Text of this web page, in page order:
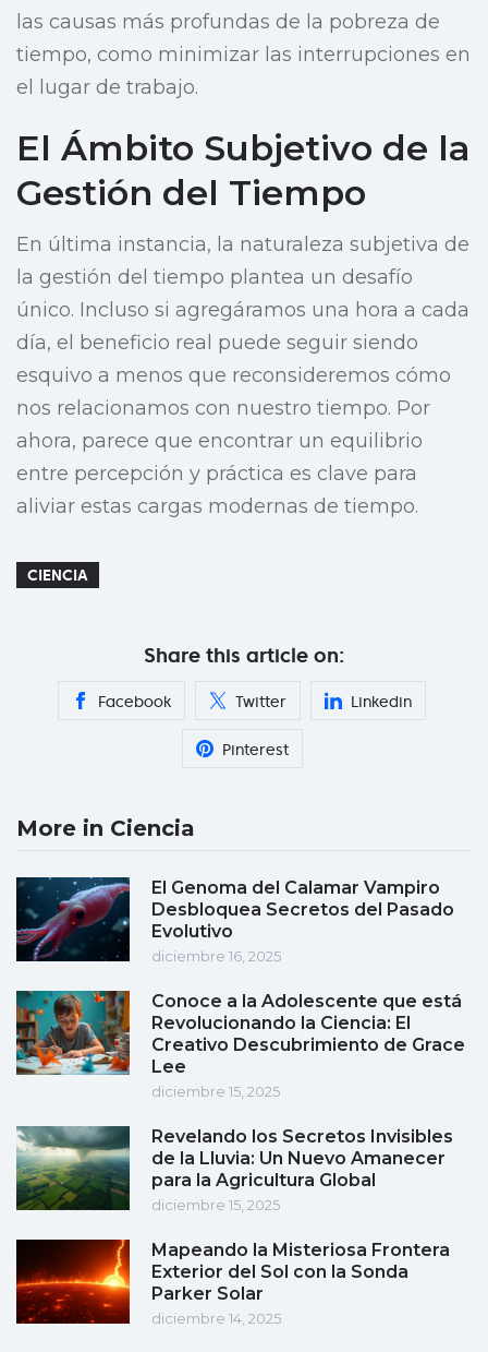
las causas más profundas de la pobreza de
tiempo, como minimizar las interrupciones en
el lugar de trabajo.
El Ámbito Subjetivo de la
Gestión del Tiempo
En última instancia, la naturaleza subjetiva de
la gestión del tiempo plantea un desafío
único. Incluso si agregáramos una hora a cada
día, el beneficio real puede seguir siendo
esquivo a menos que reconsideremos cómo
nos relacionamos con nuestro tiempo. Por
ahora, parece que encontrar un equilibrio
entre percepción y práctica es clave para
aliviar estas cargas modernas de tiempo.
CIENCIA
Share this article on:
Facebook Twitter Linkedin
Pinterest
More in Ciencia
El Genoma del Calamar Vampiro
Desbloquea Secretos del Pasado
Evolutivo
diciembre 16, 2025
Conoce a la Adolescente que está
Revolucionando la Ciencia: El
Creativo Descubrimiento de Grace
Lee
diciembre 15, 2025
Revelando los Secretos Invisibles
de la Lluvia: Un Nuevo Amanecer
para la Agricultura Global
diciembre 15, 2025
Mapeando la Misteriosa Frontera
Exterior del Sol con la Sonda
Parker Solar
diciembre 14, 2025